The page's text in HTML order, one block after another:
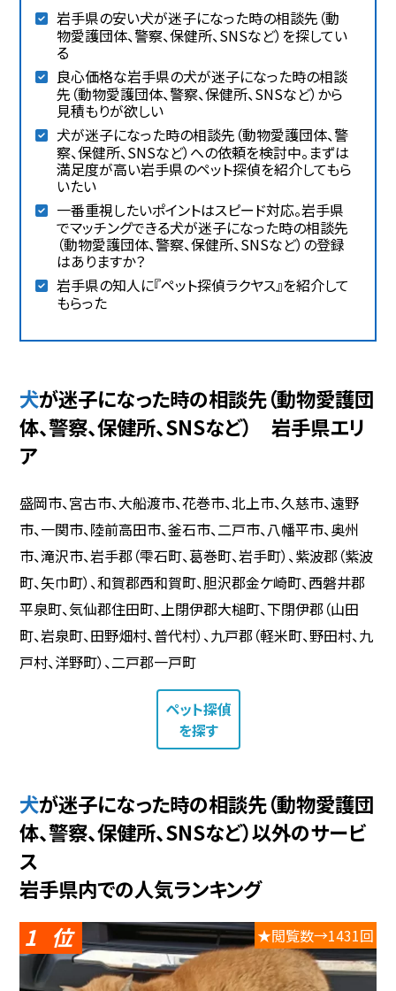
岩手県の安い犬が迷子になった時の相談先（動
物愛護団体、警察、保健所、SNSなど）を探してい
る
良心価格な岩手県の犬が迷子になった時の相談
先（動物愛護団体、警察、保健所、SNSなど）から
見積もりが欲しい
犬が迷子になった時の相談先（動物愛護団体、警
察、保健所、SNSなど）への依頼を検討中。まずは
満足度が高い岩手県のペット探偵を紹介してもら
いたい
一番重視したいポイントはスピード対応。岩手県
でマッチングできる犬が迷子になった時の相談先
（動物愛護団体、警察、保健所、SNSなど）の登録
はありますか？
岩手県の知人に『ペット探偵ラクヤス』を紹介して
もらった
犬が迷子になった時の相談先（動物愛護団
体、警察、保健所、SNSなど） 岩手県エリ
ア
盛岡市、宮古市、大船渡市、花巻市、北上市、久慈市、遠野
市、一関市、陸前高田市、釜石市、二戸市、八幡平市、奥州
市、滝沢市、岩手郡（雫石町、葛巻町、岩手町）、紫波郡（紫波
町、矢巾町）、和賀郡西和賀町、胆沢郡金ケ崎町、西磐井郡
平泉町、気仙郡住田町、上閉伊郡大槌町、下閉伊郡（山田
町、岩泉町、田野畑村、普代村）、九戸郡（軽米町、野田村、九
戸村、洋野町）、二戸郡一戸町
ペット探偵
を探す
犬が迷子になった時の相談先（動物愛護団
体、警察、保健所、SNSなど）以外のサービ
ス
岩手県内での人気ランキング
1 ★閲覧数→1431回